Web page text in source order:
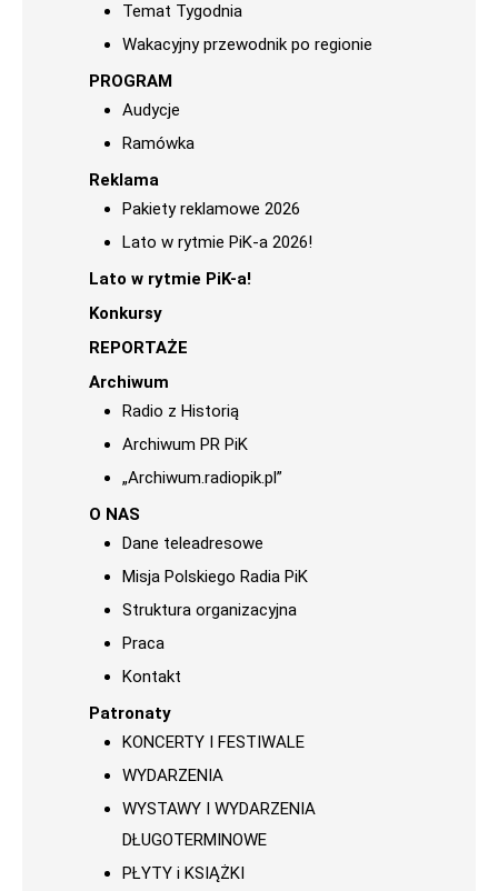
Temat Tygodnia
Wakacyjny przewodnik po regionie
PROGRAM
Audycje
Ramówka
Reklama
Pakiety reklamowe 2026
Lato w rytmie PiK-a 2026!
Lato w rytmie PiK-a!
Konkursy
REPORTAŻE
Archiwum
Radio z Historią
Archiwum PR PiK
„Archiwum.radiopik.pl”
O NAS
Dane teleadresowe
Misja Polskiego Radia PiK
Struktura organizacyjna
Praca
Kontakt
Patronaty
KONCERTY I FESTIWALE
WYDARZENIA
WYSTAWY I WYDARZENIA
DŁUGOTERMINOWE
PŁYTY i KSIĄŻKI